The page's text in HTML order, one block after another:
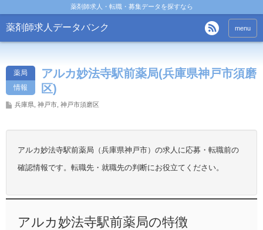
薬剤師求人・転職・募集データを探すなら
薬剤師求人データバンク menu
薬局
情報
アルカ妙法寺駅前薬局(兵庫県神戸市須磨
区)
兵庫県 神戸市 神戸市須磨区
アルカ妙法寺駅前薬局（兵庫県神戸市）の求人に応募・転職前の
確認情報です。転職先・就職先の判断にお役立てください。
アルカ妙法寺駅前薬局の特徴